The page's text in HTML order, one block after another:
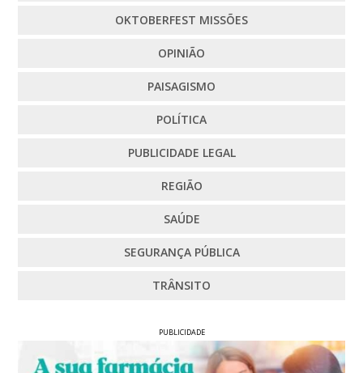
OKTOBERFEST MISSÕES
OPINIÃO
PAISAGISMO
POLÍTICA
PUBLICIDADE LEGAL
REGIÃO
SAÚDE
SEGURANÇA PÚBLICA
TRÂNSITO
PUBLICIDADE